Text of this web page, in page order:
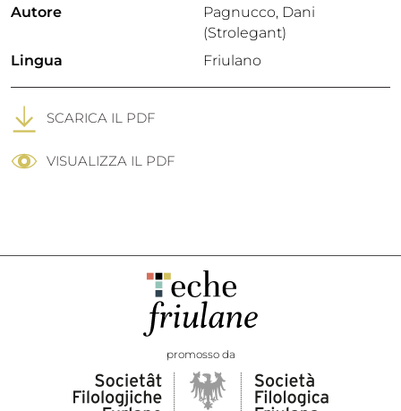
Autore
Pagnucco, Dani
(Strolegant)
Lingua
Friulano
SCARICA IL PDF
VISUALIZZA IL PDF
promosso da